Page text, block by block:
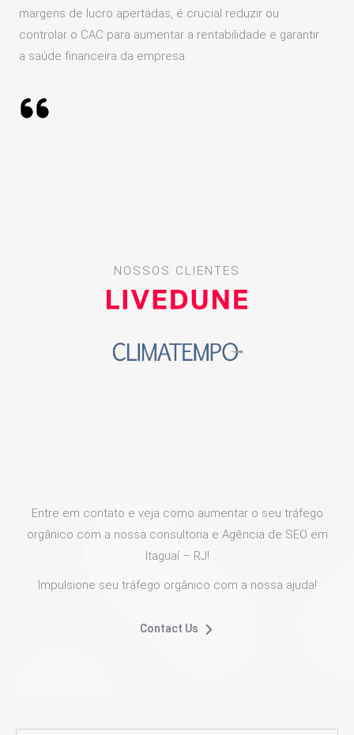
margens de lucro apertadas, é crucial reduzir ou
controlar o CAC para aumentar a rentabilidade e garantir
a saúde financeira da empresa.
NOSSOS CLIENTES
Entre em contato e veja como aumentar o seu tráfego
orgânico com a nossa consultoria e Agência de SEO em
Itaguaí – RJ!
Impulsione seu tráfego orgânico com a nossa ajuda!
Contact Us